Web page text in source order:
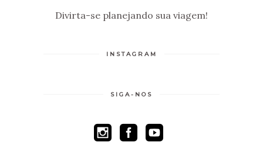
Divirta-se planejando sua viagem!
INSTAGRAM
SIGA-NOS